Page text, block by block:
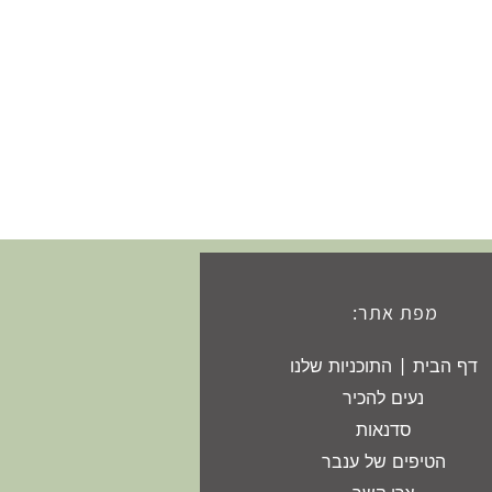
מפת אתר:
דף הבית | התוכניות שלנו
נעים להכיר
סדנאות
הטיפים של ענבר